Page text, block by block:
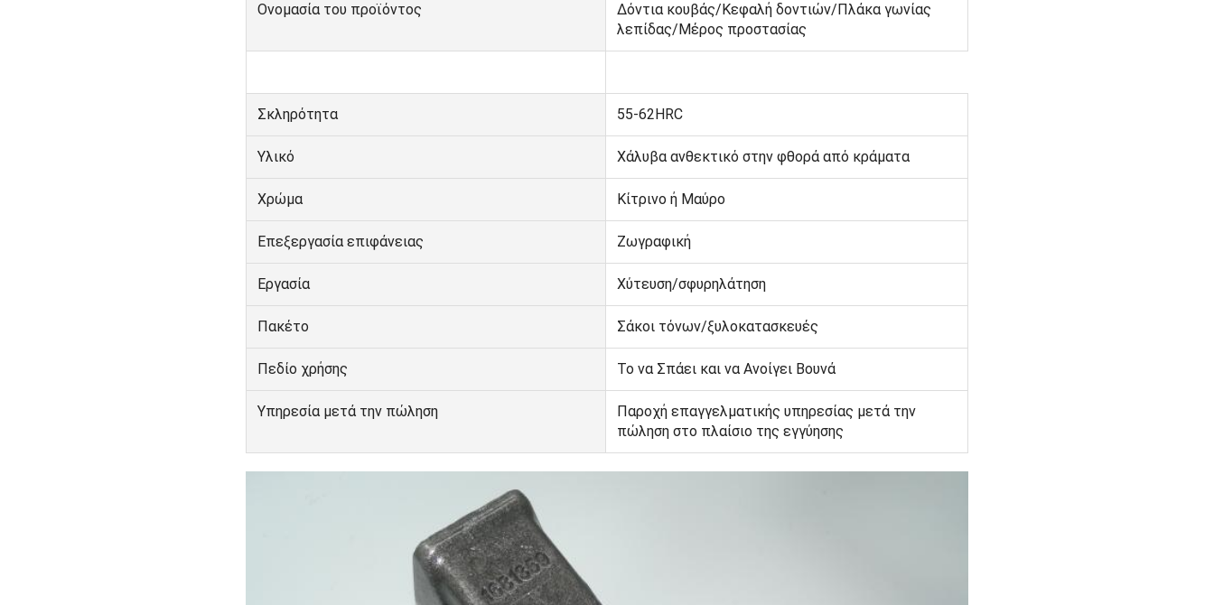
Ονομασία του προϊόντος
Δόντια κουβάς/Κεφαλή δοντιών/Πλάκα γωνίας
λεπίδας/Μέρος προστασίας
Σκληρότητα 55-62HRC
Υλικό Χάλυβα ανθεκτικό στην φθορά από κράματα
Χρώμα Κίτρινο ή Μαύρο
Επεξεργασία επιφάνειας Ζωγραφική
Εργασία Χύτευση/σφυρηλάτηση
Πακέτο Σάκοι τόνων/ξυλοκατασκευές
Πεδίο χρήσης Το να Σπάει και να Ανοίγει Βουνά
Υπηρεσία μετά την πώληση
Παροχή επαγγελματικής υπηρεσίας μετά την
πώληση στο πλαίσιο της εγγύησης